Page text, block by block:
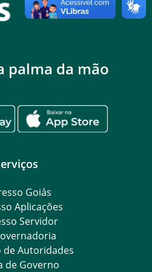
palma da mão
Goiás
Aplicações
Servidor
de Autoridades
de Governo